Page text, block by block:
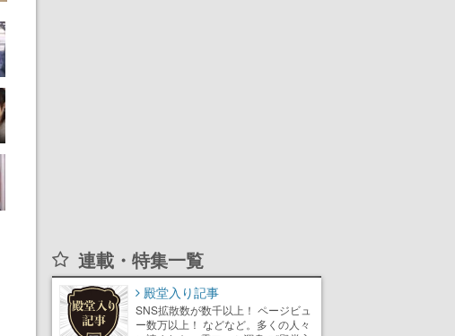
連載・特集一覧
殿堂入り記事
SNS拡散数が数千以上！ ページビュ
ー数万以上！ などなど。多くの人々